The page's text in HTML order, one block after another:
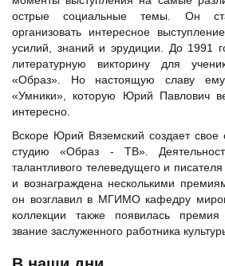
острые социальные темы. Он
организовать интересное
усилий, знаний и эрудиции. До 1991
литературную викторину для
«Образ». Но настоящую славу
«Умники», которую Юрий Павлович
интересно.
Вскоре Юрий Вяземский создает свое
студию «Образ - ТВ».
талантливого телеведущего и
и вознаграждена несколькими
он возглавил в МГИМО кафедру
коллекции также появилась
звание заслуженного работника